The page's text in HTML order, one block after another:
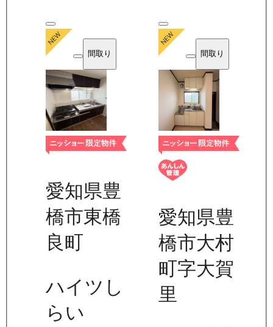
間取り
愛知県豊
橋市東橋
良町
ハイツし
らい
間取り
愛知県豊
橋市大村
町字大賀
里